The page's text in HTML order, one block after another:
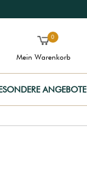
0
Mein Warenkorb
ANGEBOTE